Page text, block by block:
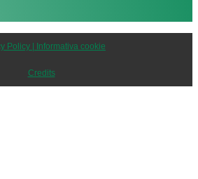
Policy | Informativa cookie
Credits